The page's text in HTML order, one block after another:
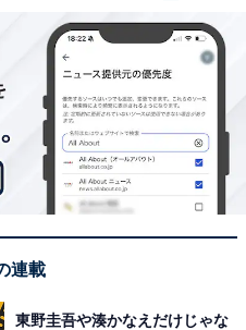
事中の宿泊プランを予約
バウトに還元されること
：
All About ニュース編集
す。お金や仕事、恋愛、ITに関
しています。
連載
東野圭吾や湊かなえだけじゃな